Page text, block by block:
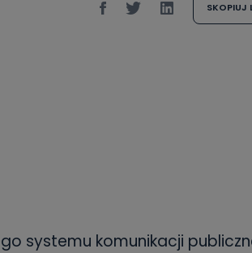
SKOPIUJ
systemu komunikacji